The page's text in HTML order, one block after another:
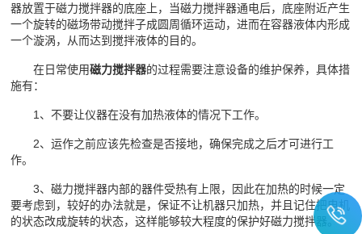
器放置于磁力搅拌器的底座上，当磁力搅拌器通电后，底座附近产生
一个旋转的磁场带动搅拌子成圆周循环运动，进而在容器液体内形成
一个漩涡，从而达到搅拌液体的目的。
在日常使用磁力搅拌器的过程需要注意设备的维护保养，具体措
施有：
1、不要让仪器在没有加热液体的情况下工作。
2、运作之前应该先检查是否接地，确保完成之后才可进行工
作。
3、磁力搅拌器内部的器件受热有上限，因此在加热的时候一定
要考虑到，较好的办法就是，保证不让机器只加热，并且记住把电机
的状态改成旋转的状态，这样能够较大程度的保护好磁力搅拌器。